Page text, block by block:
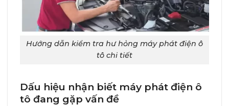
Hướng dẫn kiểm tra hư hỏng máy phát điện ô
tô chi tiết
Dấu hiệu nhận biết máy phát điện ô
tô đang gặp vấn đề